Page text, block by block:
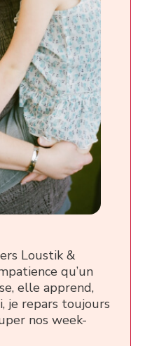
Loustik &
qu’un
elle apprend,
je repars toujours
nos week-